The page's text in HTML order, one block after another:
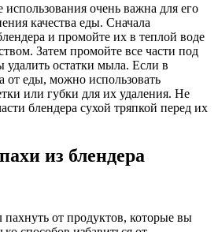
использования очень важна для его
качества еды. Сначала
и промойте их в теплой воде
Затем промойте все части под
удалить остатки мыла. Если в
от еды, можно использовать
или губки для их удаления. Не
блендера сухой тряпкой перед их
из блендера
от продуктов, которые вы